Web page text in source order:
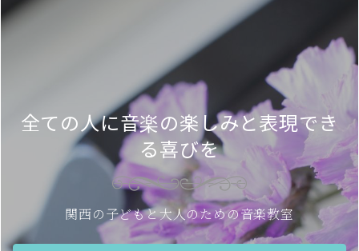
全ての人に音楽の楽しみと表現でき
る喜びを
関西の子どもと大人のための音楽教室